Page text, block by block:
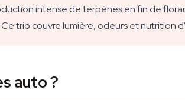
intense de terpènes en fin de
trio couvre lumière, odeurs et nutrition
auto ?